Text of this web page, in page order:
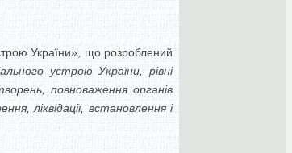
України», що розроблений
устрою України, рівні
повноваження органів
ліквідації, встановлення і